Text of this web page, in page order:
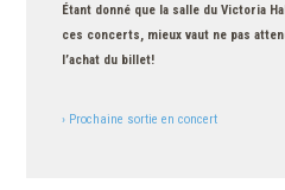
Étant donné que la salle du Victoria
ces concerts, mieux vaut ne pas
l’achat du billet!
› Prochaine sortie en concert